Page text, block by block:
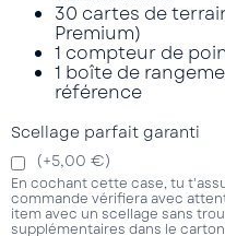
30 cartes de
Premium)
1 compteur de
1 boîte de
référence
Scellage parfait garanti
(+5,00 €)
En cochant cette case, tu
commande vérifiera avec
item avec un scellage sans
supplémentaires dans le